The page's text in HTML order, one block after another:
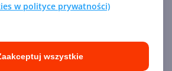
w polityce prywatności)
wszystkie